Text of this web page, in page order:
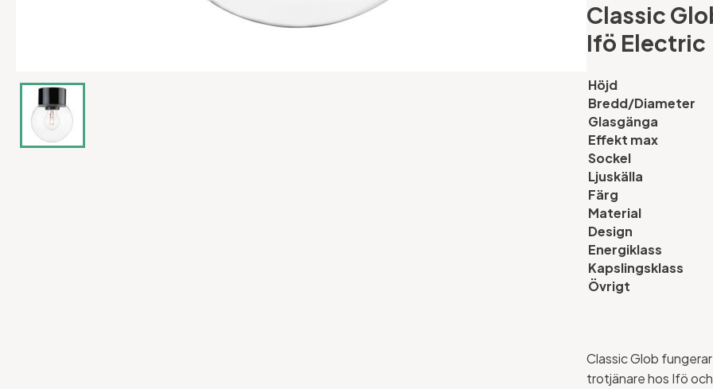
Classic
Ifö Electric
Höjd
Bredd/Diameter
Glasgänga
Effekt max
Sockel
Ljuskälla
Färg
Material
Design
Energiklass
Kapslingsklass
Övrigt
Classic Glob
trotjänare hos Ifö